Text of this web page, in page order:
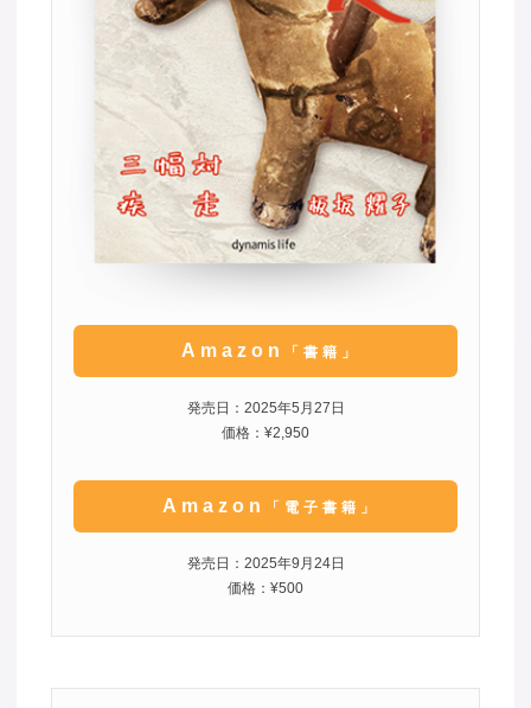
Amazon 「書籍」
発売日：2025年5月27日
価格：¥2,950
Amazon 「電子書籍」
発売日：2025年9月24日
価格：¥500